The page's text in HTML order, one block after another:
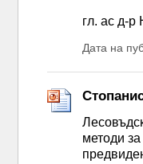
гл. ас д-р
Дата на
методи